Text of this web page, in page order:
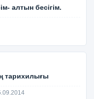
алтын бесігім.
тарихилығы